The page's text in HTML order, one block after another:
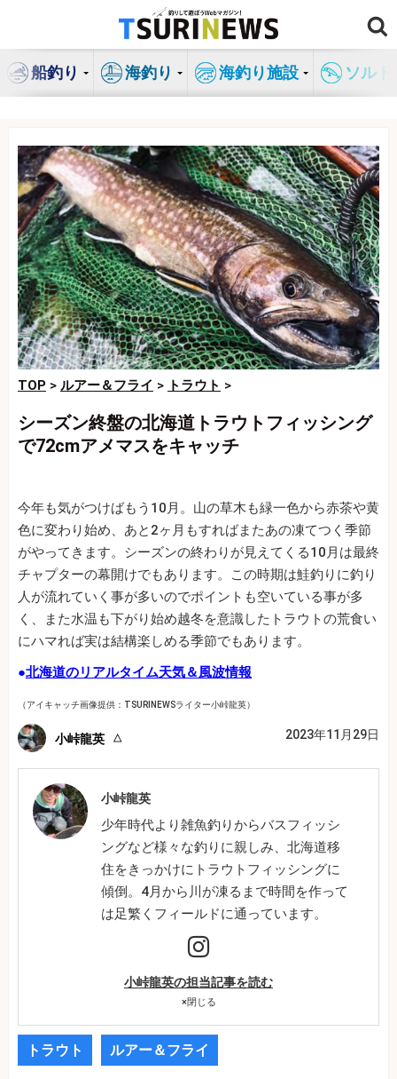
ン
船釣り 海釣り 海釣り施設 ソル
TOP > ルアー＆フライ > トラウト >
シーズン終盤の北海道トラウトフィッシング
で72cmアメマスをキャッチ
今年も気がつけばもう10月。山の草木も緑一色から赤茶や黄
色に変わり始め、あと2ヶ月もすればまたあの凍てつく季節
がやってきます。シーズンの終わりが見えてくる10月は最終
チャプターの幕開けでもあります。この時期は鮭釣りに釣り
人が流れていく事が多いのでポイントも空いている事が多
く、また水温も下がり始め越冬を意識したトラウトの荒食い
にハマれば実は結構楽しめる季節でもあります。
●北海道のリアルタイム天気＆風波情報
（アイキャッチ画像提供：TSURINEWSライター小峠龍英）
小峠龍英 2023年11月29日
小峠龍英
少年時代より雑魚釣りからバスフィッシ
ングなど様々な釣りに親しみ、北海道移
住をきっかけにトラウトフィッシングに
傾倒。4月から川が凍るまで時間を作って
は足繁くフィールドに通っています。
小峠龍英の担当記事を読む
×閉じる
トラウト ルアー＆フライ